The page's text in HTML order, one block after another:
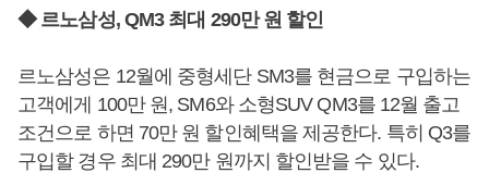
◆ 르노삼성, QM3 최대 290만 원 할인
르노삼성은 12월에 중형세단 SM3를 현금으로 구입하는
고객에게 100만 원, SM6와 소형SUV QM3를 12월 출고
조건으로 하면 70만 원 할인혜택을 제공한다. 특히 Q3를
구입할 경우 최대 290만 원까지 할인받을 수 있다.